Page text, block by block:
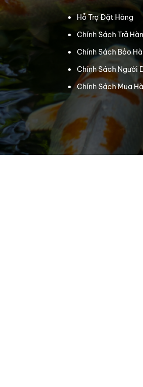
Hỗ Trợ Đặt Hàng
Chính Sách Trả
Chính Sách Bảo
Chính Sách Người
Chính Sách Mua